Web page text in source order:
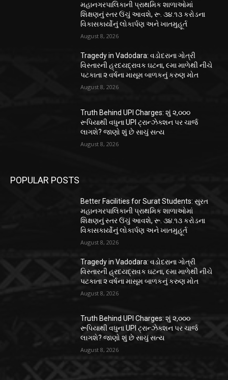
મહાનગરપાલિકાની પ્રાથમિક શાળાઓમાં
શિક્ષણનું સ્તર ઉંચું આવશે, રૂ. ૩૪.૧૩ કરોડના
વિકાસકાર્યોનું લોકાર્પણ અને ખાતમુહૂર્ત
August 8, 2026
Tragedy in Vadodara: વડોદરાના ગોત્રી
વિસ્તારની હ્રદયદ્રાવક ઘટના, ૯મા માળેથી નીચે
પટકાતા ૨ વર્ષના માસૂમ બાળકનું કરુણ મોત
August 8, 2026
Truth Behind UPI Charges: શું ૨,૦૦૦
રૂપિયાથી વધુના UPI ટ્રાન્ઝેક્શન પર ચાર્જ
લાગશે? જાણો શું છે સાચું સત્ય
August 8, 2026
POPULAR POSTS
Better Facilities for Surat Students: સુરત
મહાનગરપાલિકાની પ્રાથમિક શાળાઓમાં
શિક્ષણનું સ્તર ઉંચું આવશે, રૂ. ૩૪.૧૩ કરોડના
વિકાસકાર્યોનું લોકાર્પણ અને ખાતમુહૂર્ત
August 8, 2026
Tragedy in Vadodara: વડોદરાના ગોત્રી
વિસ્તારની હ્રદયદ્રાવક ઘટના, ૯મા માળેથી નીચે
પટકાતા ૨ વર્ષના માસૂમ બાળકનું કરુણ મોત
August 8, 2026
Truth Behind UPI Charges: શું ૨,૦૦૦
રૂપિયાથી વધુના UPI ટ્રાન્ઝેક્શન પર ચાર્જ
લાગશે? જાણો શું છે સાચું સત્ય
August 8, 2026